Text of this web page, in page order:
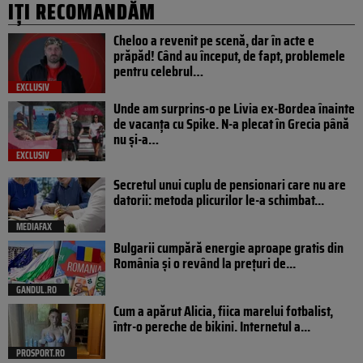
IȚI RECOMANDĂM
EXCLUSIV
Cheloo a revenit pe scenă, dar în acte e
prăpăd! Când au început, de fapt, problemele
pentru celebrul…
EXCLUSIV
Unde am surprins-o pe Livia ex-Bordea înainte
de vacanța cu Spike. N-a plecat în Grecia până
nu și-a…
MEDIAFAX
Secretul unui cuplu de pensionari care nu are
datorii: metoda plicurilor le-a schimbat...
GANDUL.RO
Bulgarii cumpără energie aproape gratis din
România și o revând la prețuri de...
PROSPORT.RO
Cum a apărut Alicia, fiica marelui fotbalist,
într-o pereche de bikini. Internetul a...